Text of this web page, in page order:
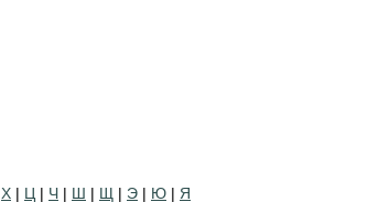
Х | Ц | Ч | Ш | Щ | Э | Ю | Я